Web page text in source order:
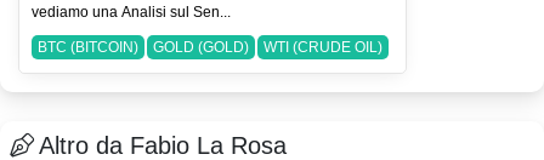
vediamo una Analisi sul Sen...
BTC (BITCOIN) GOLD (GOLD) WTI (CRUDE OIL)
Altro da Fabio La Rosa